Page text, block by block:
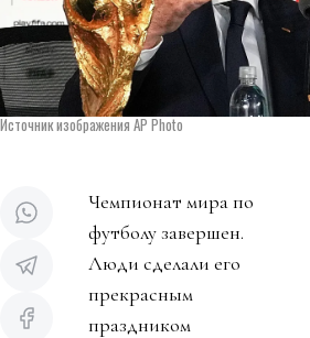
Источник изображения AP Photo
Чемпионат мира по
футболу завершен.
Люди сделали его
прекрасным
праздником